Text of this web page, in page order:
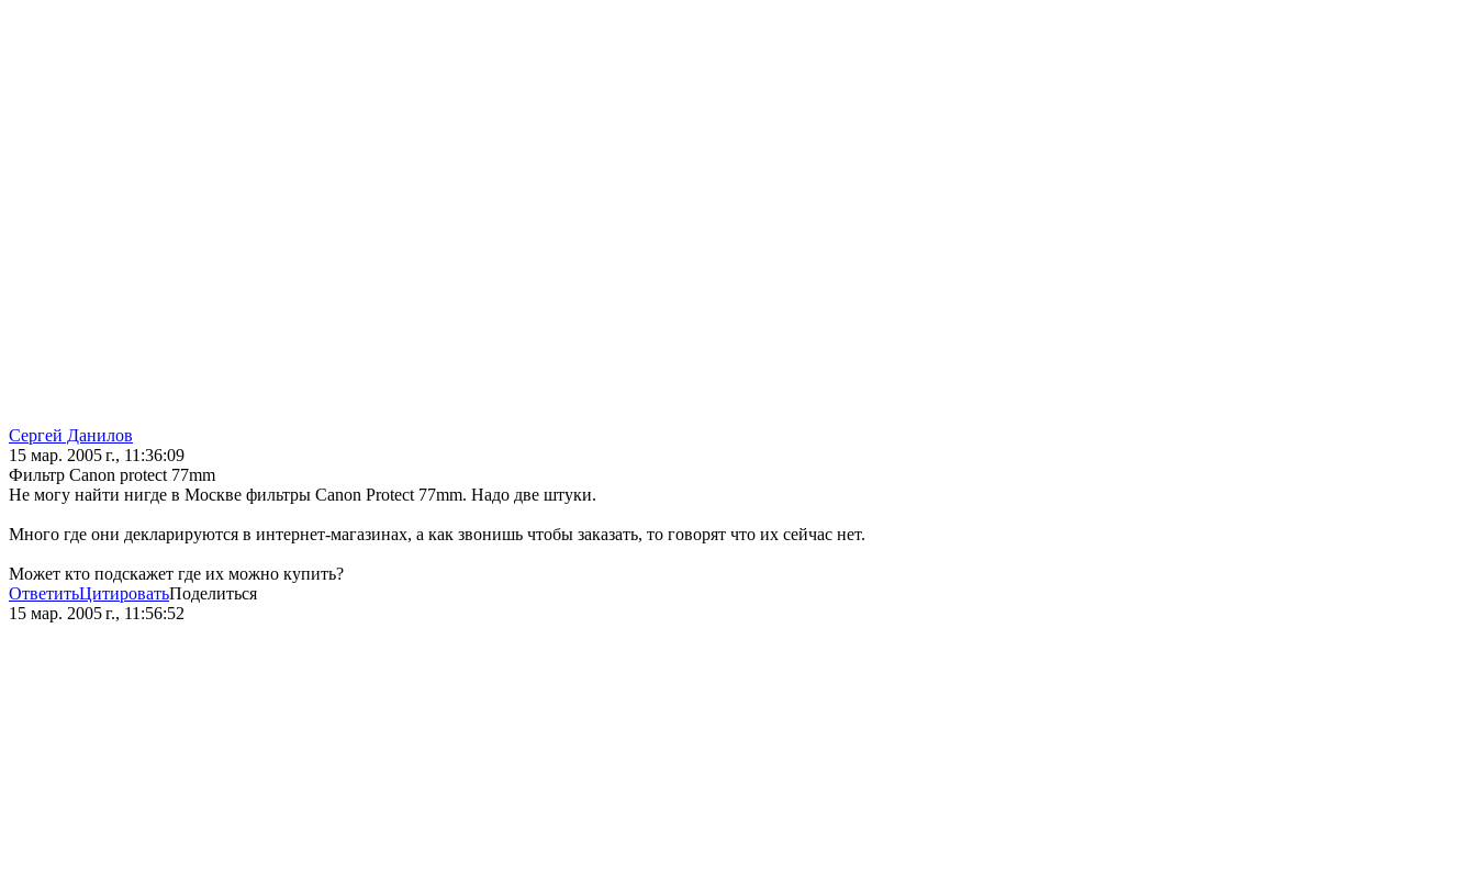
Сергей Данилов
15 мар. 2005 г., 11:36:09
Фильтр Сanon protect 77mm
Не могу найти нигде в Москве фильтры Сanon Protect 77mm. Надо две штуки.
Много где они декларируются в интернет-магазинах, а как звонишь чтобы заказать, то говорят что их сейчас нет.
Может кто подскажет где их можно купить?
ОтветитьЦитироватьПоделиться
15 мар. 2005 г., 11:56:52